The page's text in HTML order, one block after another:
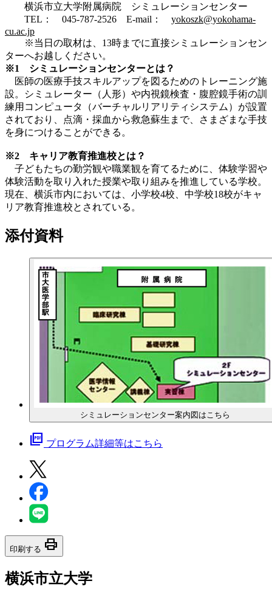
横浜市立大学附属病院 シミュレーションセンター
TEL： 045-787-2526 E-mail： yokoszk@yokohama-
cu.ac.jp
※当日の取材は、13時までに直接シミュレーションセン
ターへお越しください。
※1 シミュレーションセンターとは？
医師の医療手技スキルアップを図るためのトレーニング施
設。シミュレーター（人形）や内視鏡検査・腹腔鏡手術の訓
練用コンピュータ（バーチャルリアリティシステム）が設置
されており、点滴・採血から救急蘇生まで、さまざまな手技
を身につけることができる。
※2 キャリア教育推進校とは？
子どもたちの勤労観や職業観を育てるために、体験学習や
体験活動を取り入れた授業や取り組みを推進している学校。
現在、横浜市内においては、小学校4校、中学校18校がキャ
リア教育推進校とされている。
添付資料
シミュレーションセンター案内図はこちら
picture_as_pdf プログラム詳細等はこちら
印刷する print
横浜市立大学